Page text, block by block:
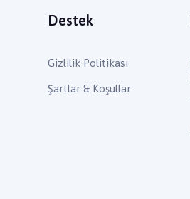
Destek
Gizlilik Politikası
Şartlar & Koşullar